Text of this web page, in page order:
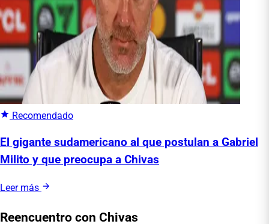
Recomendado
El gigante sudamericano al que postulan a Gabriel
Milito y que preocupa a Chivas
Leer más
Reencuentro con Chivas